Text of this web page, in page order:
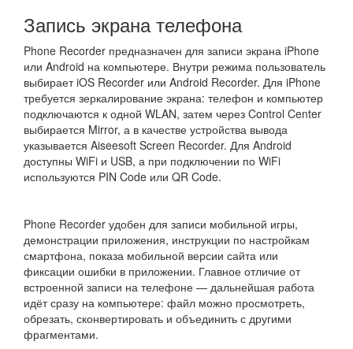
Запись экрана телефона
Phone Recorder предназначен для записи экрана iPhone
или Android на компьютере. Внутри режима пользователь
выбирает iOS Recorder или Android Recorder. Для iPhone
требуется зеркалирование экрана: телефон и компьютер
подключаются к одной WLAN, затем через Control Center
выбирается Mirror, а в качестве устройства вывода
указывается Aiseesoft Screen Recorder. Для Android
доступны WiFi и USB, а при подключении по WiFi
используются PIN Code или QR Code.
Phone Recorder удобен для записи мобильной игры,
демонстрации приложения, инструкции по настройкам
смартфона, показа мобильной версии сайта или
фиксации ошибки в приложении. Главное отличие от
встроенной записи на телефоне — дальнейшая работа
идёт сразу на компьютере: файл можно просмотреть,
обрезать, сконвертировать и объединить с другими
фрагментами.